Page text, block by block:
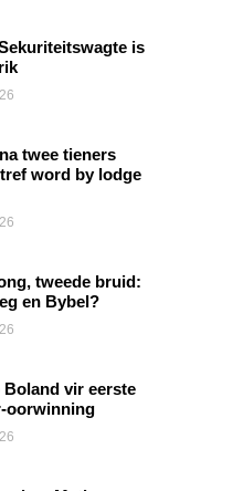
is
twee tieners
word by lodge
tweede bruid:
en Bybel?
Boland vir eerste
oorwinning